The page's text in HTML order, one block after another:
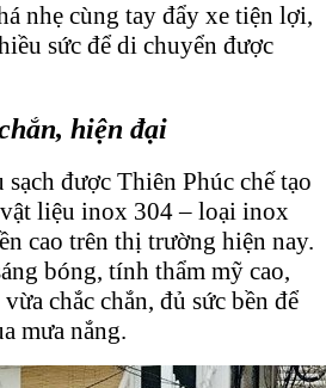
nhẹ cùng tay đẩy xe tiện lợi,
sức để di chuyển được
hiện đại
được Thiên Phúc chế tạo
liệu inox 304 – loại inox
cao trên thị trường hiện nay.
bóng, tính thẩm mỹ cao,
chắc chắn, đủ sức bền để
mưa nắng.